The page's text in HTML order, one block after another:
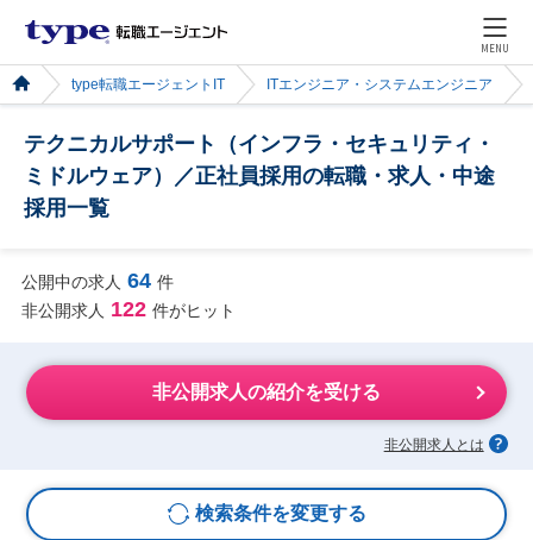
MENU
type転職エージェントIT ITエンジニア・システムエンジニア
テクニカルサポート（インフラ・セキュリティ・
ミドルウェア）／正社員採用の転職・求人・中途
採用一覧
公開中の求人 64 件
非公開求人 122 件がヒット
非公開求人の紹介を受ける
非公開求人とは
検索条件を変更する